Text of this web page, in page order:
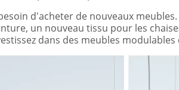
d'acheter de nouveaux
un nouveau tissu pour les
dans des meubles